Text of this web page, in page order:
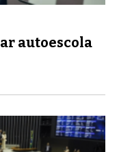
autoescola